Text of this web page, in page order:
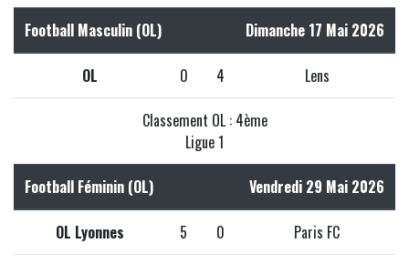
Football Masculin (OL) Dimanche 17 Mai 2026
OL 0 4 Lens
Classement OL : 4ème
Ligue 1
Football Féminin (OL) Vendredi 29 Mai 2026
OL Lyonnes 5 0 Paris FC